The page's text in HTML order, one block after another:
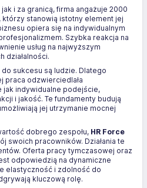
i za granicą, firma angażuje 2000
stanowią istotny element jej
opiera się na indywidualnym
Szybka reakcja na
usług na najwyższym
działalności.
sukcesu są ludzie. Dlatego
praca odzwierciedlała
jak indywidualne podejście,
i jakość. Te fundamenty budują
jej utrzymanie mocnej
dobrego zespołu, HR Force
swoich pracowników. Działania te
Oferta pracy tymczasowej oraz
odpowiedzią na dynamiczne
elastyczność i zdolność do
kluczową rolę.